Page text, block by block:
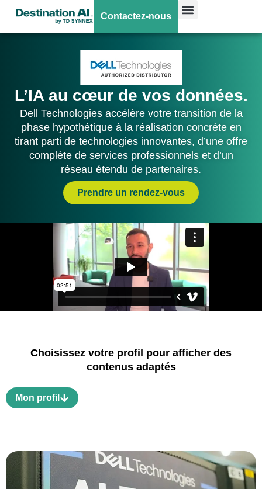
Contactez-nous
L’IA au cœur de vos données.
Dell Technologies accélère votre transition de la
phase hypothétique à la réalisation concrète en
tirant parti de technologies innovantes, d’une offre
complète de services professionnels et d’un
réseau étendu de partenaires.
Prendre un rendez-vous
Choisissez votre profil pour afficher des
contenus adaptés
Mon profil